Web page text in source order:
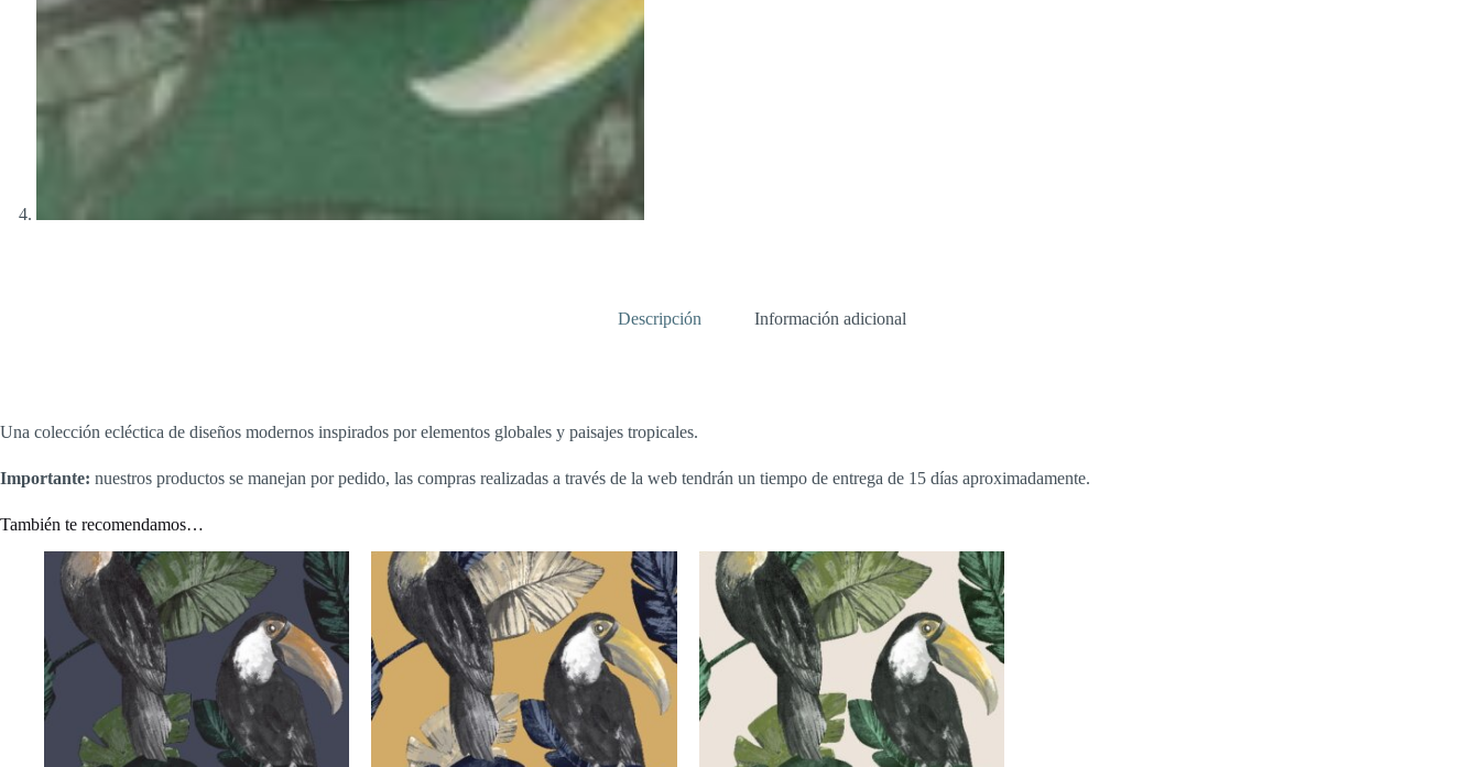
Descripción Información adicional
Una colección ecléctica de diseños modernos inspirados por elementos globales y paisajes tropicales.
Importante: nuestros productos se manejan por pedido, las compras realizadas a través de la web tendrán un tiempo de entrega de 15 días aproximadamente.
También te recomendamos…